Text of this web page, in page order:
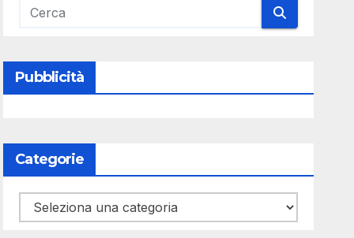
Pubblicità
Categorie
Categorie